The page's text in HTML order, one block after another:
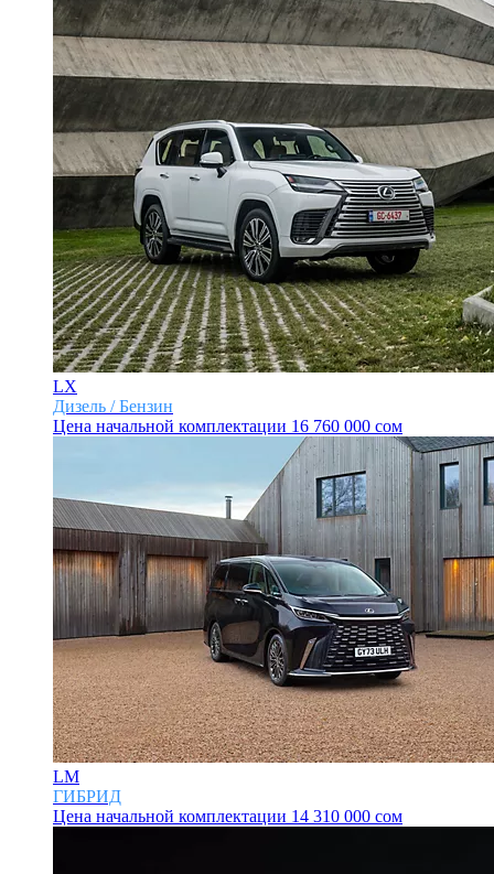
LX
Дизель / Бензин
Цена начальной комплектации 16 760 000 сом
LM
ГИБРИД
Цена начальной комплектации 14 310 000 сом